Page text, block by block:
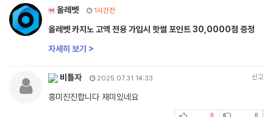
올레벳 1시간전
올레벳 카지노 고액 전용 가입시 핫썰 포인트 30,0000점 증정
자세히 보기 >
비틀자 2025.07.31 14:33 신고
흥미진진합니다 재미있네요
0 0